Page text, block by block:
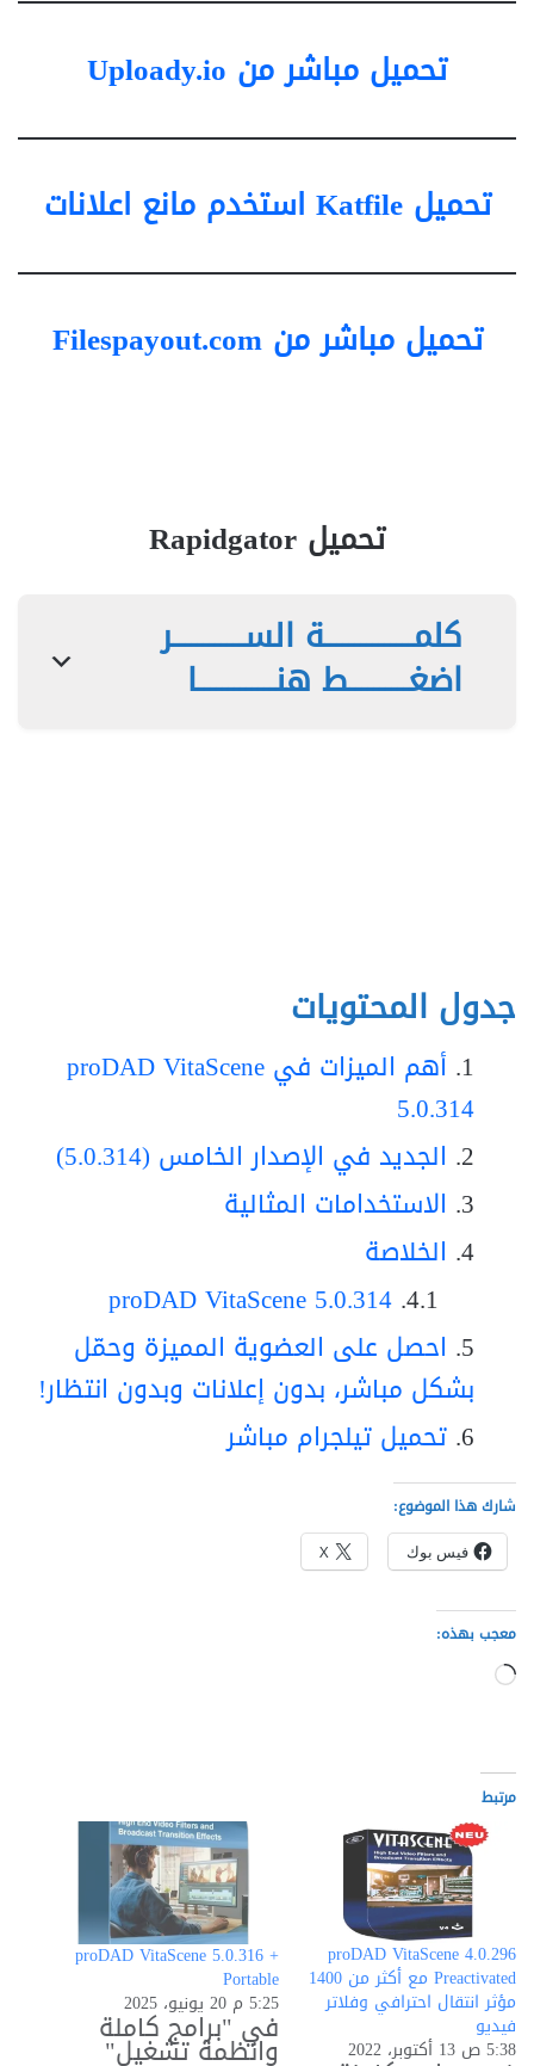
تحميل مباشر من Uploady.io
تحميل Katfile استخدم مانع اعلانات
تحميل مباشر من Filespayout.com
تحميل Rapidgator
كلمـــــــــــــــة الســــــــــــر
اضغــــــــــط هنـــــــــــــا
جدول المحتويات
أهم الميزات في proDAD VitaScene
5.0.314
الجديد في الإصدار الخامس (5.0.314)
الاستخدامات المثالية
الخلاصة
proDAD VitaScene 5.0.314
احصل على العضوية المميزة وحمّل
بشكل مباشر، بدون إعلانات وبدون انتظار!
تحميل تيلجرام مباشر
شارك هذا الموضوع:
فيس بوك X
معجب بهذه:
جاري
مرتبط
proDAD VitaScene 4.0.296
Preactivated مع أكثر من 1400
مؤثر انتقال احترافي وفلاتر
فيديو
5:38 ص 13 أكتوبر، 2022
proDAD VitaScene 5.0.316 +
Portable
5:25 م 20 يونيو، 2025
في "برامج كاملة
وانظمة تشغيل"